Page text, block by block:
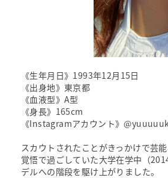
《生年月日》1993年12月15日
《出身地》東京都
《血液型》A型
《身長》165cm
《Instagramアカウント》
スカウトされたことがきっかけで芸
覚悟で過ごしていた大学在学中（
デルへの階段を駆け上がりました。